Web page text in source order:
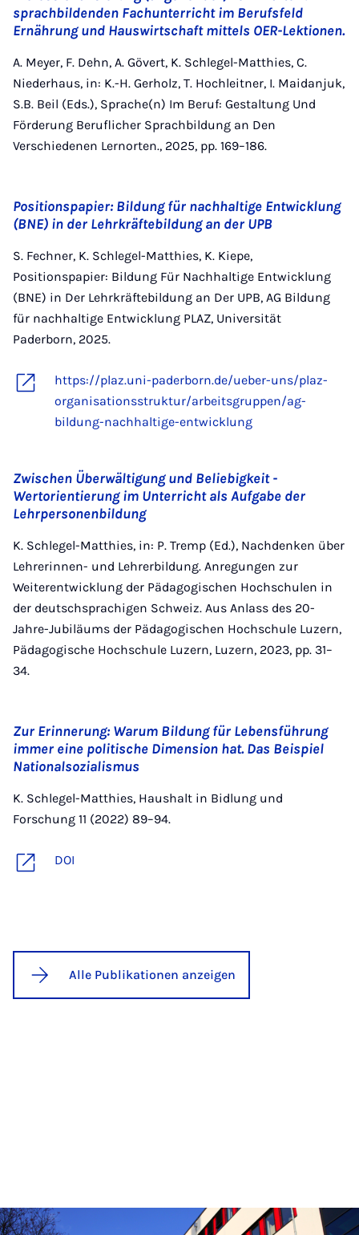
sprachbildenden Fachunterricht im Berufsfeld
Ernährung und Hauswirtschaft mittels OER-Lektionen.
A. Meyer, F. Dehn, A. Gövert, K. Schlegel-Matthies, C.
Niederhaus, in: K.-H. Gerholz, T. Hochleitner, I. Maidanjuk,
S.B. Beil (Eds.), Sprache(n) Im Beruf: Gestaltung Und
Förderung Beruflicher Sprachbildung an Den
Verschiedenen Lernorten., 2025, pp. 169–186.
Positionspapier: Bildung für nachhaltige Entwicklung
(BNE) in der Lehrkräftebildung an der UPB
S. Fechner, K. Schlegel-Matthies, K. Kiepe,
Positionspapier: Bildung Für Nachhaltige Entwicklung
(BNE) in Der Lehrkräftebildung an Der UPB, AG Bildung
für nachhaltige Entwicklung PLAZ, Universität
Paderborn, 2025.
https://plaz.uni-paderborn.de/ueber-uns/plaz-
organisationsstruktur/arbeitsgruppen/ag-
bildung-nachhaltige-entwicklung
Zwischen Überwältigung und Beliebigkeit -
Wertorientierung im Unterricht als Aufgabe der
Lehrpersonenbildung
K. Schlegel-Matthies, in: P. Tremp (Ed.), Nachdenken über
Lehrerinnen- und Lehrerbildung. Anregungen zur
Weiterentwicklung der Pädagogischen Hochschulen in
der deutschsprachigen Schweiz. Aus Anlass des 20-
Jahre-Jubiläums der Pädagogischen Hochschule Luzern,
Pädagogische Hochschule Luzern, Luzern, 2023, pp. 31–
34.
Zur Erinnerung: Warum Bildung für Lebensführung
immer eine politische Dimension hat. Das Beispiel
Nationalsozialismus
K. Schlegel-Matthies, Haushalt in Bidlung und
Forschung 11 (2022) 89–94.
DOI
Alle Publikationen anzeigen